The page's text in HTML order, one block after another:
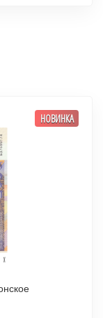
НОВИНКА